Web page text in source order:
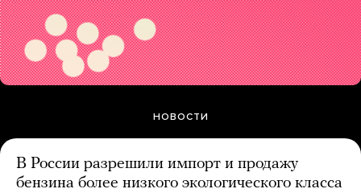
НОВОСТИ
В России разрешили импорт и продажу
бензина более низкого экологического класса